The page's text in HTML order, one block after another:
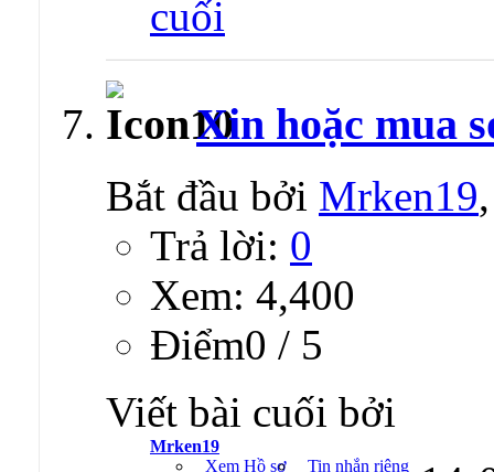
Xin hoặc mua
Bắt đầu bởi Mrken19
Trả lời: 0
Xem: 4,400
Ðiểm0 / 5
Viết bài cuối bởi
Mrken19
Xem Hồ sơ
Tin nhắn riêng